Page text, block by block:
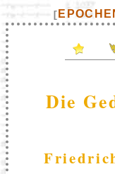
[
Die